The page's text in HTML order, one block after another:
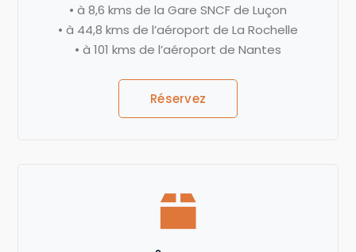
• à 8,6 kms de la Gare SNCF de Luçon
• à 44,8 kms de l’aéroport de La Rochelle
• à 101 kms de l’aéroport de Nantes
Réservez